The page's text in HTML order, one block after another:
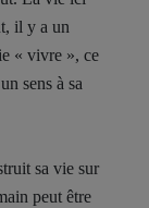
il y a un
« vivre », ce
sens à sa
sa vie sur
peut être